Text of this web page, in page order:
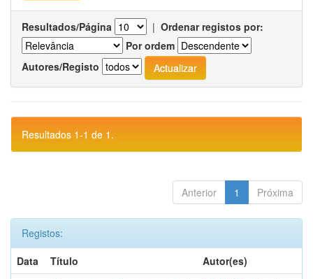
Resultados/Página | Ordenar registos por:
Por ordem
Autores/Registo
Resultados 1-1 de 1.
Anterior 1 Próxima
Registos:
Data
Título
Autor(es)